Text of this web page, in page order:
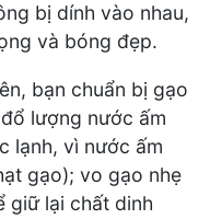
bị dính vào nhau,
và bóng đẹp.
bạn chuẩn bị gạo
lượng nước ấm
lạnh, vì nước ấm
gạo); vo gạo nhẹ
giữ lại chất dinh